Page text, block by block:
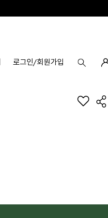
로그인/회원가입